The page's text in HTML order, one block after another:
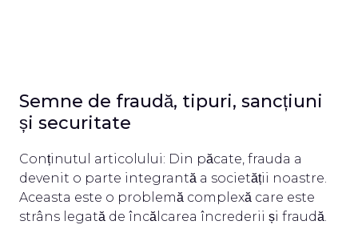
Semne de fraudă, tipuri, sancțiuni
și securitate
Conținutul articolului: Din păcate, frauda a
devenit o parte integrantă a societății noastre.
Aceasta este o problemă complexă care este
strâns legată de încălcarea încrederii și fraudă.